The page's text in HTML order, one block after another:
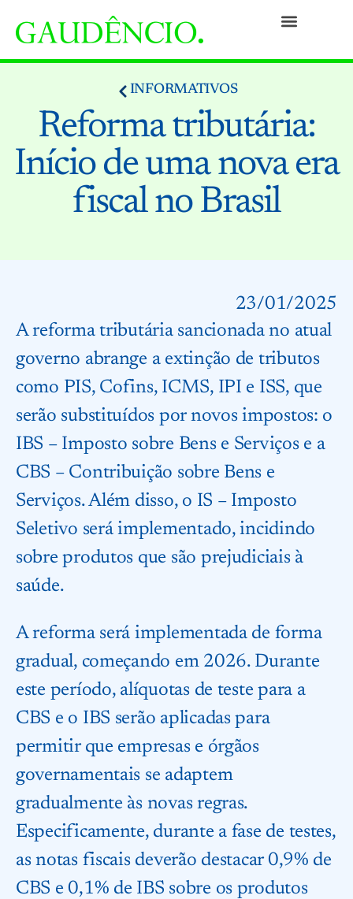
INFORMATIVOS
Reforma tributária:
Início de uma nova era
fiscal no Brasil
23/01/2025
A reforma tributária sancionada no atual
governo abrange a extinção de tributos
como PIS, Cofins, ICMS, IPI e ISS, que
serão substituídos por novos impostos: o
IBS – Imposto sobre Bens e Serviços e a
CBS – Contribuição sobre Bens e
Serviços. Além disso, o IS – Imposto
Seletivo será implementado, incidindo
sobre produtos que são prejudiciais à
saúde.
A reforma será implementada de forma
gradual, começando em 2026. Durante
este período, alíquotas de teste para a
CBS e o IBS serão aplicadas para
permitir que empresas e órgãos
governamentais se adaptem
gradualmente às novas regras.
Especificamente, durante a fase de testes,
as notas fiscais deverão destacar 0,9% de
CBS e 0,1% de IBS sobre os produtos